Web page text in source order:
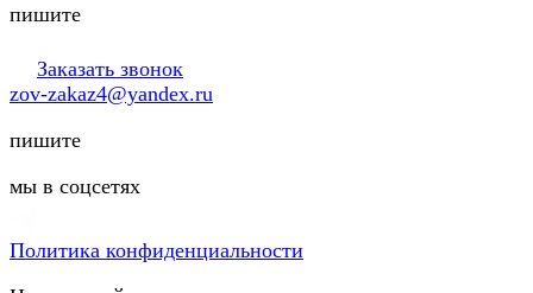
пишите
Заказать звонок
zov-zakaz4@yandex.ru
пишите
мы в соцсетях
Политика конфиденциальности